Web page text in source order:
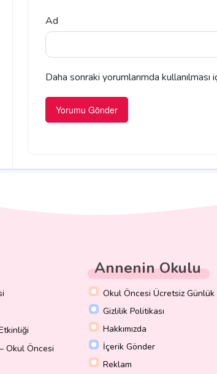
Ad
Daha sonraki yorumlarımda
Okul Öncesi
Annenin Okulu
Okul Öncesi Ücretsiz
Gizlilik Politikası
Hakkımızda
İçerik Gönder
Reklam